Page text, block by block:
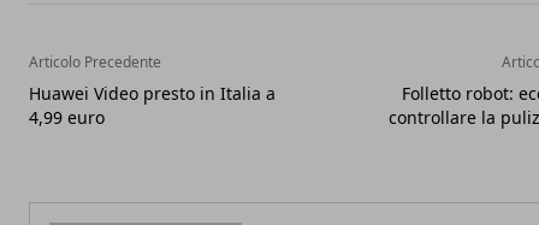
Articolo Precedente
Huawei Video presto in Italia a
4,99 euro
Folletto robot:
controllare la